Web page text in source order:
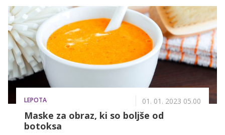
na družbenem omrežju TikTok, v nadaljevanju pa
razkrivamo, za kaj točno gre!
LEPOTA 01. 01. 2023 05.00
Maske za obraz, ki so boljše od
botoksa